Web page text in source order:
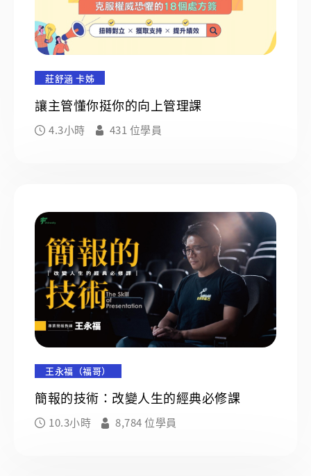
莊舒涵 卡姊
讓主管懂你挺你的向上管理課
4.3小時 431 位學員
王永福（福哥）
簡報的技術：改變人生的經典必修課
10.3小時 8,784 位學員